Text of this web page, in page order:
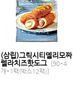
(삼립)그릭시티델리모짜
렐라치즈핫도그 [90*4
개*1팩(박스12팩)]